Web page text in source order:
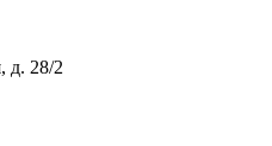
д. 28/2